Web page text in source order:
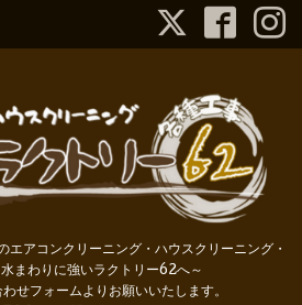
エアコンクリーニング・ハウスクリーニング・
まわりに強いラクトリー62へ～
せフォームよりお願いいたします。